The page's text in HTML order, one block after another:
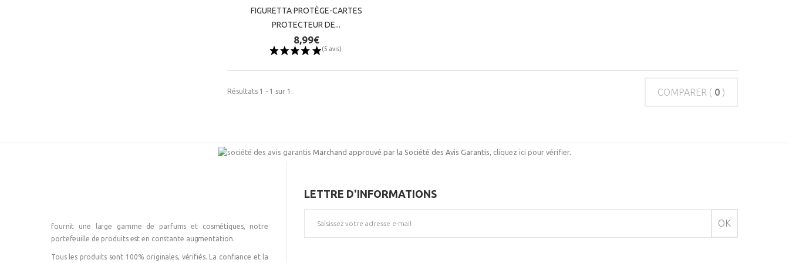
FIGURETTA PROTÈGE-CARTES
PROTECTEUR DE...
8,99€
(5 avis)
FIGURETTA PROTÈGE-CARTES
PROTECTEUR DE...
8,99€
(5 avis)
COMPARER ( 0 )
Résultats 1 - 1 sur 1.
Marchand approuvé par la Société des Avis Garantis, cliquez ici pour vérifier.
fournit une large gamme de parfums et cosmétiques, notre
portefeuille de produits est en constante augmentation.
Tous les produits sont 100% originales, vérifiés. La confiance et la
LETTRE D'INFORMATIONS
OK